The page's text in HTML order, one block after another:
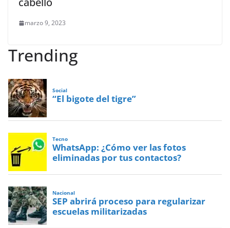
marzo 9, 2023
Trending
Social
“El bigote del tigre”
Tecno
WhatsApp: ¿Cómo ver las fotos
eliminadas por tus contactos?
Nacional
SEP abrirá proceso para regularizar
escuelas militarizadas